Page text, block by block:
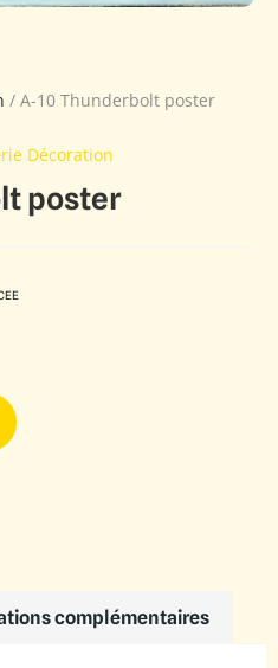
/ A-10 Thunderbolt poster
Décoration
poster
complémentaires